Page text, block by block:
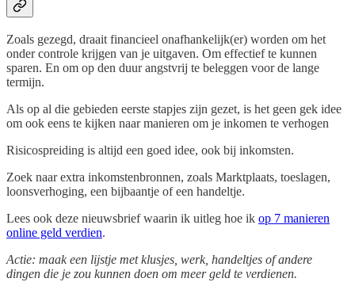
Zoals gezegd, draait financieel onafhankelijk(er) worden om het
onder controle krijgen van je uitgaven. Om effectief te kunnen
sparen. En om op den duur angstvrij te beleggen voor de lange
termijn.
Als op al die gebieden eerste stapjes zijn gezet, is het geen gek idee
om ook eens te kijken naar manieren om je inkomen te verhogen
Risicospreiding is altijd een goed idee, ook bij inkomsten.
Zoek naar extra inkomstenbronnen, zoals Marktplaats, toeslagen,
loonsverhoging, een bijbaantje of een handeltje.
Lees ook deze nieuwsbrief waarin ik uitleg hoe ik op 7 manieren
online geld verdien.
Actie: maak een lijstje met klusjes, werk, handeltjes of andere
dingen die je zou kunnen doen om meer geld te verdienen.